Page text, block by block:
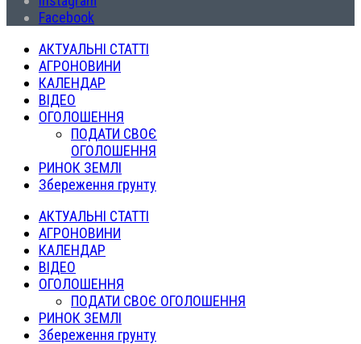
Facebook
АКТУАЛЬНІ СТАТТІ
АГРОНОВИНИ
КАЛЕНДАР
ВІДЕО
ОГОЛОШЕННЯ
ПОДАТИ СВОЄ
ОГОЛОШЕННЯ
РИНОК ЗЕМЛІ
Збереження грунту
АКТУАЛЬНІ СТАТТІ
АГРОНОВИНИ
КАЛЕНДАР
ВІДЕО
ОГОЛОШЕННЯ
ПОДАТИ СВОЄ ОГОЛОШЕННЯ
РИНОК ЗЕМЛІ
Збереження грунту